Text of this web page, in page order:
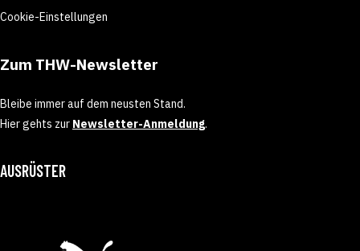
Cookie-Einstellungen
Zum THW-Newsletter
Bleibe immer auf dem neusten Stand.
Hier gehts zur Newsletter-Anmeldung.
AUSRÜSTER